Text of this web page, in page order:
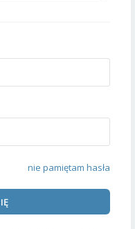
nie pamiętam hasła